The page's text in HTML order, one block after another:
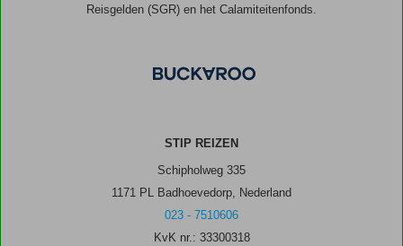
Reisgelden (SGR) en het Calamiteitenfonds.
STIP REIZEN
Schipholweg 335
1171 PL Badhoevedorp, Nederland
023 - 7510606
KvK nr.: 33300318